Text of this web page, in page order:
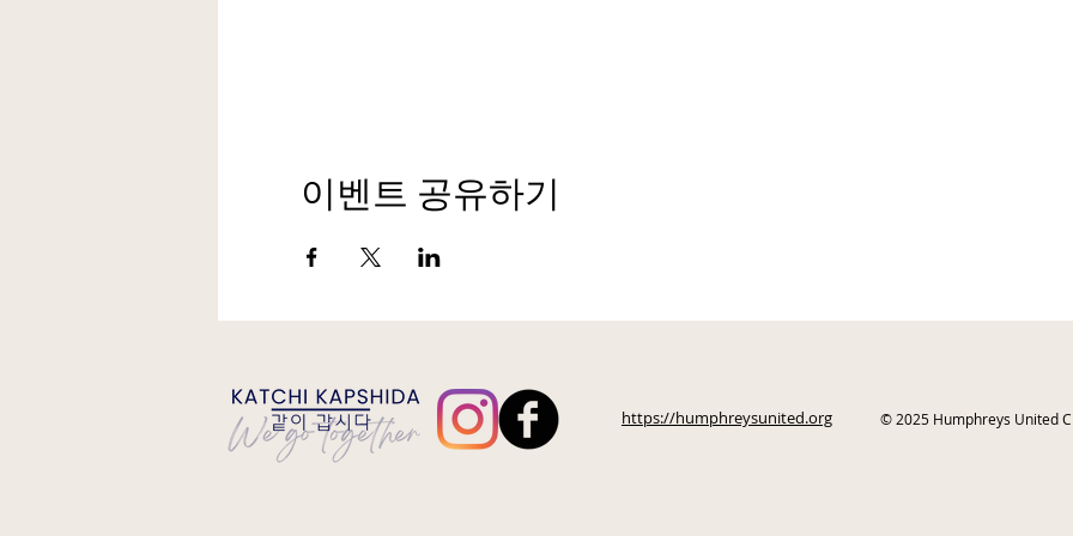
이벤트 공유하기
https://humphreysunited.org © 2025 Humphreys United